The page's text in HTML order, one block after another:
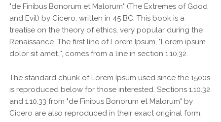
"de Finibus Bonorum et Malorum" (The Extremes of Good
and Evil) by Cicero, written in 45 BC. This book is a
treatise on the theory of ethics, very popular during the
Renaissance. The first line of Lorem Ipsum, "Lorem ipsum
dolor sit amet..", comes from a line in section 1.10.32.
The standard chunk of Lorem Ipsum used since the 1500s
is reproduced below for those interested. Sections 1.10.32
and 1.10.33 from "de Finibus Bonorum et Malorum" by
Cicero are also reproduced in their exact original form,